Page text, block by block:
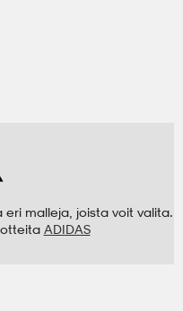
eri malleja, joista voit valita.
ADIDAS